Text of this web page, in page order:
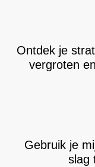
Ontdek je
vergroten
Gebruik je
slag